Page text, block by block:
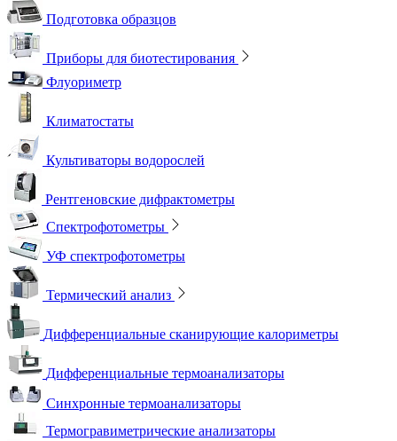
Подготовка образцов
Приборы для биотестирования
Флуориметр
Климатостаты
Культиваторы водорослей
Рентгеновские дифрактометры
Спектрофотометры
УФ спектрофотометры
Термический анализ
Дифференциальные сканирующие калориметры
Дифференциальные термоанализаторы
Синхронные термоанализаторы
Термогравиметрические анализаторы